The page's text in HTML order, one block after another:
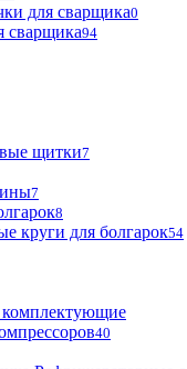
для сварщика0
сварщика94
щитки7
7
8
круги для болгарок54
40